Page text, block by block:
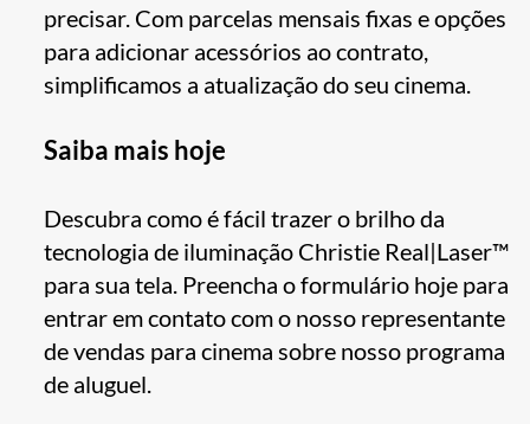
precisar. Com parcelas mensais fixas e opções
para adicionar acessórios ao contrato,
simplificamos a atualização do seu cinema.
Saiba mais hoje
Descubra como é fácil trazer o brilho da
tecnologia de iluminação Christie Real|Laser™
para sua tela. Preencha o formulário hoje para
entrar em contato com o nosso representante
de vendas para cinema sobre nosso programa
de aluguel.